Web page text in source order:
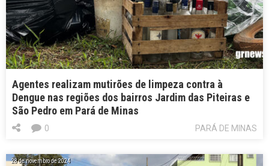
Agentes realizam mutirões de limpeza contra à
Dengue nas regiões dos bairros Jardim das Piteiras e
São Pedro em Pará de Minas
PARÁ DE MINAS
0
28 de novembro de 2024